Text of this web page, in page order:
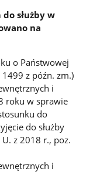
służby w
na
o Państwowej
z późn. zm.)
i
roku w sprawie
do
do służby
z 2018 r., poz.
i